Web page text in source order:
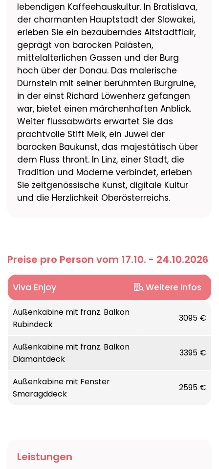
lebendigen Kaffeehauskultur. In Bratislava,
der charmanten Hauptstadt der Slowakei,
erleben Sie ein bezauberndes Altstadtflair,
geprägt von barocken Palästen,
mittelalterlichen Gassen und der Burg
hoch über der Donau. Das malerische
Dürnstein mit seiner berühmten Burgruine,
in der einst Richard Löwenherz gefangen
war, bietet einen märchenhaften Anblick.
Weiter flussabwärts erwartet Sie das
prachtvolle Stift Melk, ein Juwel der
barocken Baukunst, das majestätisch über
dem Fluss thront. In Linz, einer Stadt, die
Tradition und Moderne verbindet, erleben
Sie zeitgenössische Kunst, digitale Kultur
und die Herzlichkeit Oberösterreichs.
Preise pro Person vom 17.10. - 24.10.2026
Viva Enjoy Weitere Infos
Jungfernfahrt: 2024
Breite:11
Decks: 3
Außenkabine mit franz. Balkon
Rubindeck
3095 €
Außenkabine mit franz. Balkon
Diamantdeck
3395 €
Außenkabine mit Fenster
Smaragddeck
2595 €
Leistungen